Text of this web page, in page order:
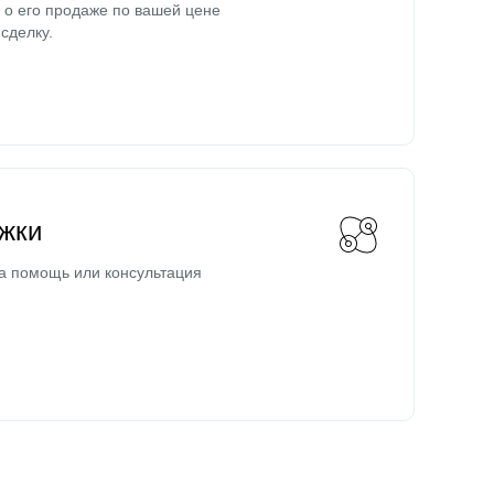
его продаже по вашей цене
или консультация